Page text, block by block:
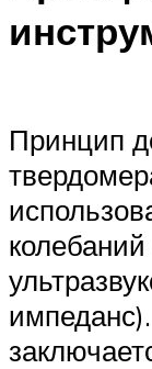
Принцип